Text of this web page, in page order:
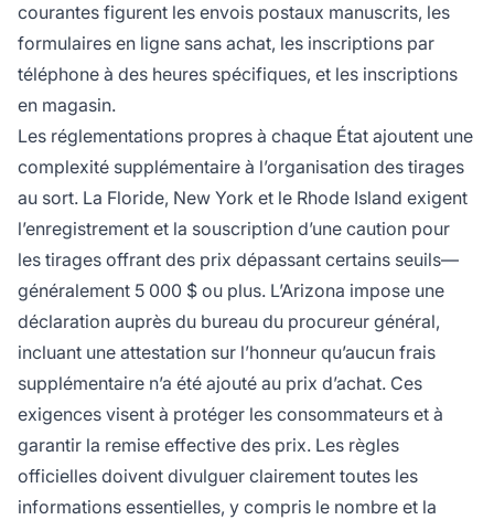
courantes figurent les envois postaux manuscrits, les
formulaires en ligne sans achat, les inscriptions par
téléphone à des heures spécifiques, et les inscriptions
en magasin.
Les réglementations propres à chaque État ajoutent une
complexité supplémentaire à l’organisation des tirages
au sort. La Floride, New York et le Rhode Island exigent
l’enregistrement et la souscription d’une caution pour
les tirages offrant des prix dépassant certains seuils—
généralement 5 000 $ ou plus. L’Arizona impose une
déclaration auprès du bureau du procureur général,
incluant une attestation sur l’honneur qu’aucun frais
supplémentaire n’a été ajouté au prix d’achat. Ces
exigences visent à protéger les consommateurs et à
garantir la remise effective des prix. Les règles
officielles doivent divulguer clairement toutes les
informations essentielles, y compris le nombre et la